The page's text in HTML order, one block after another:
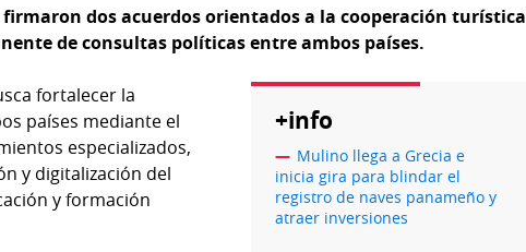
firmaron dos acuerdos orientados a la cooperación turística
de consultas políticas entre ambos países.
+info
Mulino llega a Grecia e
inicia gira para blindar el
registro de naves panameño y
atraer inversiones
fortalecer la
países mediante el
especializados,
y digitalización del
y formación